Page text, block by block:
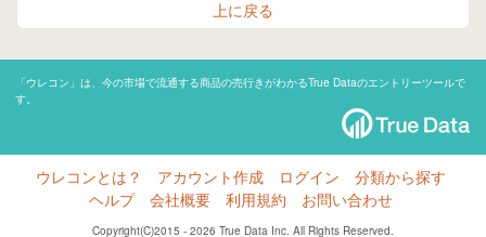
上に戻る
「ウレコン」は、今の市場で流通する商品の売行きがわかるTrue Dataのエントリーツールで
す。
ウレコンとは？ アカウント作成 ログイン
分類から探す
ヘルプ
会社概要 利用規約 お問い合わせ
Copyright(C)2015 - 2026 True Data Inc. All Rights Reserved.